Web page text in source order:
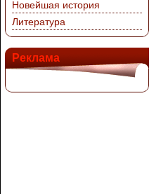
Новейшая история
Литература
Реклама